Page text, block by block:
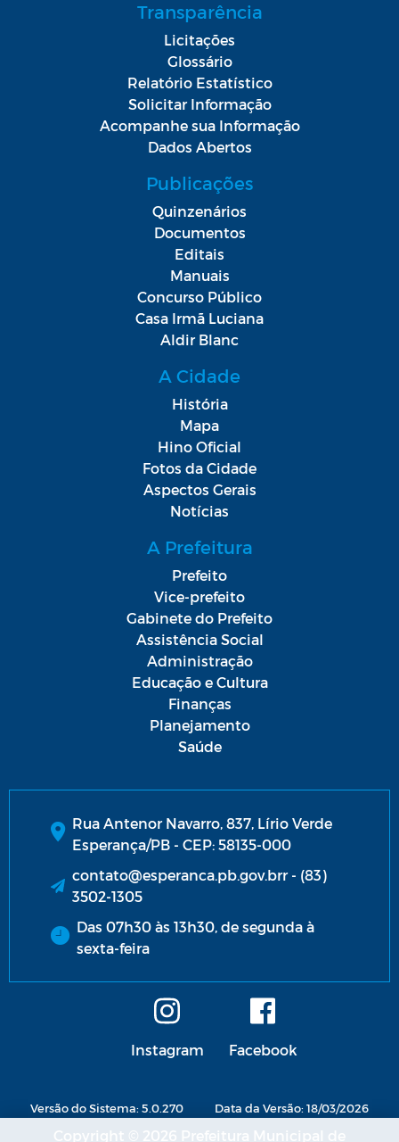
Transparência
Licitações
Glossário
Relatório Estatístico
Solicitar Informação
Acompanhe sua Informação
Dados Abertos
Publicações
Quinzenários
Documentos
Editais
Manuais
Concurso Público
Casa Irmã Luciana
Aldir Blanc
A Cidade
História
Mapa
Hino Oficial
Fotos da Cidade
Aspectos Gerais
Notícias
A Prefeitura
Prefeito
Vice-prefeito
Gabinete do Prefeito
Assistência Social
Administração
Educação e Cultura
Finanças
Planejamento
Saúde
Rua Antenor Navarro, 837, Lírio Verde
Esperança/PB - CEP: 58135-000
contato@esperanca.pb.gov.brr - (83)
3502-1305
Das 07h30 às 13h30, de segunda à
sexta-feira
Instagram Facebook
Versão do Sistema: 5.0.270 Data da Versão: 18/03/2026
Copyright © 2026 Prefeitura Municipal de